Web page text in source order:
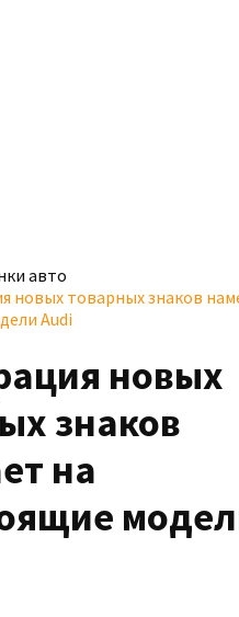
авто
новых товарных знаков
Audi
новых
знаков
на